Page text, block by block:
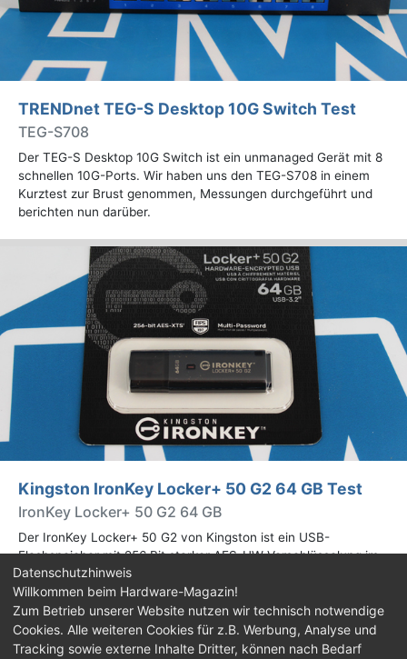
TRENDnet TEG-S Desktop 10G Switch Test
TEG-S708
Der TEG-S Desktop 10G Switch ist ein unmanaged Gerät mit 8
schnellen 10G-Ports. Wir haben uns den TEG-S708 in einem
Kurztest zur Brust genommen, Messungen durchgeführt und
berichten nun darüber.
Kingston IronKey Locker+ 50 G2 64 GB Test
IronKey Locker+ 50 G2 64 GB
Der IronKey Locker+ 50 G2 von Kingston ist ein USB-
Flashspeicher mit 256 Bit starker AES-HW-Verschlüsselung im
XTS-Modus. Wir haben das 64-GB-Modell im Praxistest
genauer begutachtet.
Impressum| Kontakt |Jobs |Datenschutz |
Datenschutzhinweis
Willkommen beim Hardware-Magazin!
Zum Betrieb unserer Website nutzen wir technisch notwendige
Cookies. Alle weiteren Cookies für z.B. Werbung, Analyse und
Tracking sowie externe Inhalte Dritter, können nach Bedarf